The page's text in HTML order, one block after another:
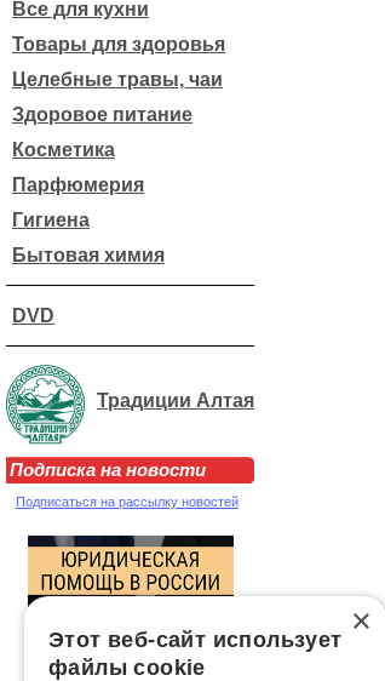
Все для кухни
Товары для здоровья
Целебные травы, чаи
Здоровое питание
Косметика
Парфюмерия
Гигиена
Бытовая химия
DVD
Традиции Алтая
Подписка на новости
Подписаться на рассылку новостей
×
Этот веб-сайт использует
файлы cookie